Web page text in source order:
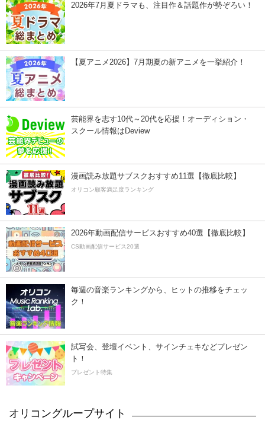
2026年7月夏ドラマも、注目作＆話題作が勢ぞろい！
【夏アニメ2026】7月期夏の新アニメを一挙紹介！
芸能界を志す10代～20代を応援！オーディション・
スクール情報はDeview
漫画読み放題サブスクおすすめ11選【徹底比較】
オリコン顧客満足度ランキング
2026年動画配信サービスおすすめ40選【徹底比較】
CS動画配信サービス20選
毎週の音楽ランキングから、ヒットの推移をチェッ
ク！
試写会、登壇イベント、サインチェキなどプレゼン
ト！
プレゼント特集
オリコングループサイト